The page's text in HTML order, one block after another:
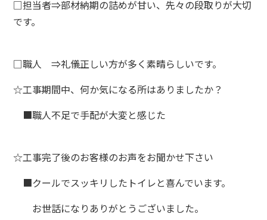
□担当者⇒部材納期の詰めが甘い、先々の段取りが大切
です。
□職人⇒礼儀正しい方が多く素晴らしいです。
☆工事期間中、何か気になる所はありましたか？
■職人不足で手配が大変と感じた
☆工事完了後のお客様のお声をお聞かせ下さい
■クールでスッキリしたトイレと喜んでいます。
お世話になりありがとうございました。